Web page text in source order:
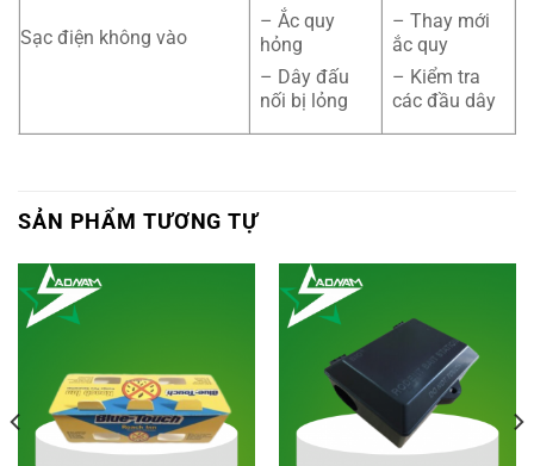
Sạc điện không vào
– Ắc quy
hỏng
– Dây đấu
nối bị lỏng
– Thay mới
ắc quy
– Kiểm tra
các đầu dây
SẢN PHẨM TƯƠNG TỰ